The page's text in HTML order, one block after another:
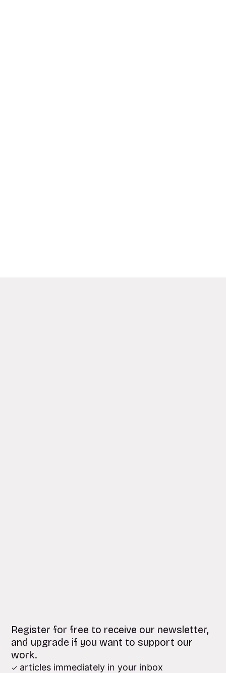
Register for free to receive our newsletter,
and upgrade if you want to support our
work.
articles immediately in your inbox